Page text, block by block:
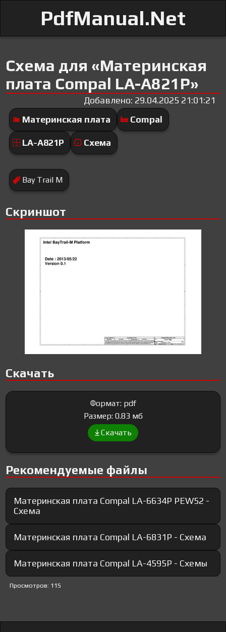
PdfManual.Net
Схема для «Материнская
плата Compal LA-A821P»
Добавлено: 29.04.2025 21:01:21
Материнская плата
Compal
LA-A821P Схема
Bay Trail M
Скриншот
Скачать
Формат: pdf
Размер: 0.83 мб
Скачать
Рекомендуемые файлы
Материнская плата Compal LA-6634P PEW52 -
Схема
Материнская плата Compal LA-6831P - Схема
Материнская плата Compal LA-4595P - Схемы
Просмотров: 115